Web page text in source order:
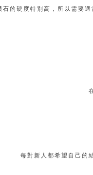
石的硬度特別高，所以需要
每對新人都希望自己的